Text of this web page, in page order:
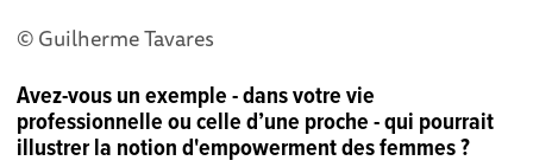
© Guilherme Tavares
Avez-vous un exemple - dans votre vie
professionnelle ou celle d’une proche - qui pourrait
illustrer la notion d'empowerment des femmes ?